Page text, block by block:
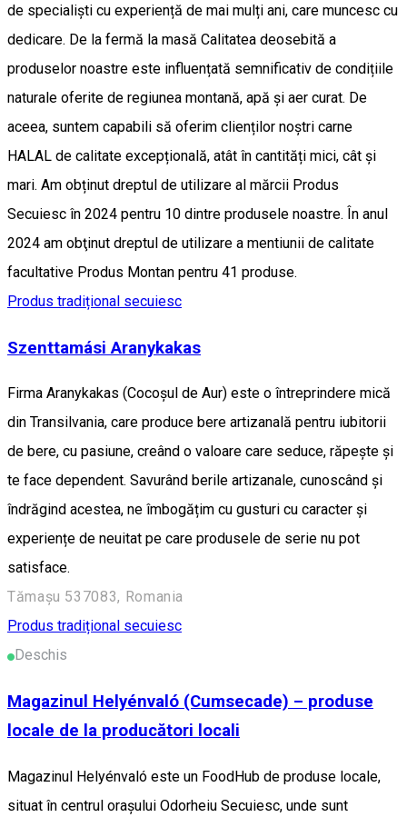
de specialiști cu experiență de mai mulți ani, care muncesc cu
dedicare. De la fermă la masă Calitatea deosebită a
produselor noastre este influențată semnificativ de condițiile
naturale oferite de regiunea montană, apă și aer curat. De
aceea, suntem capabili să oferim clienților noștri carne
HALAL de calitate excepțională, atât în cantități mici, cât și
mari. Am obținut dreptul de utilizare al mărcii Produs
Secuiesc în 2024 pentru 10 dintre produsele noastre. În anul
2024 am obţinut dreptul de utilizare a mentiunii de calitate
facultative Produs Montan pentru 41 produse.
Produs tradițional secuiesc
Szenttamási Aranykakas
Firma Aranykakas (Cocoșul de Aur) este o întreprindere mică
din Transilvania, care produce bere artizanală pentru iubitorii
de bere, cu pasiune, creând o valoare care seduce, răpește și
te face dependent. Savurând berile artizanale, cunoscând și
îndrăgind acestea, ne îmbogățim cu gusturi cu caracter și
experiențe de neuitat pe care produsele de serie nu pot
satisface.
Tămașu 537083, Romania
Produs tradițional secuiesc
Deschis
Magazinul Helyénvaló (Cumsecade) – produse
locale de la producători locali
Magazinul Helyénvaló este un FoodHub de produse locale,
situat în centrul orașului Odorheiu Secuiesc, unde sunt